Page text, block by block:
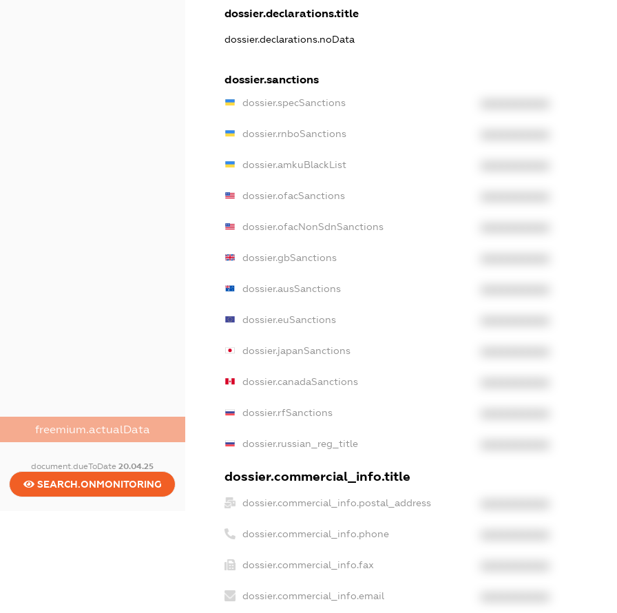
freemium.actualData
document.dueToDate20.04.25
SEARCH.ONMONITORING
dossier.declarations.title
dossier.declarations.noData
dossier.sanctions
dossier.specSanctions
dossier.rnboSanctions
dossier.amkuBlackList
dossier.ofacSanctions
dossier.ofacNonSdnSanctions
dossier.gbSanctions
dossier.ausSanctions
dossier.euSanctions
dossier.japanSanctions
dossier.canadaSanctions
dossier.rfSanctions
dossier.russian_reg_title
dossier.commercial_info.title
dossier.commercial_info.postal_address
dossier.commercial_info.phone
dossier.commercial_info.fax
dossier.commercial_info.email